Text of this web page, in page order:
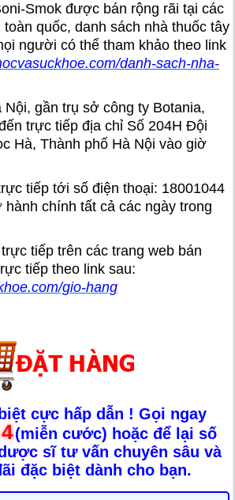
Smok được bán rộng rãi tại các
quốc, danh sách nhà thuốc tây
người có thể tham khảo theo link
danh-sach-nha-
Nội, gần trụ sở công ty Botania,
trực tiếp địa chỉ Số 204H Đội
Hà, Thành phố Hà Nội vào giờ
tiếp tới số điện thoại: 18001044
hành chính tất cả các ngày trong
tiếp trên các trang web bán
tiếp theo link sau:
gio-hang
cực hấp dẫn ! Gọi ngay
(miễn cước) hoặc để lại số
sĩ tư vấn chuyên sâu và
đặc biệt dành cho bạn.